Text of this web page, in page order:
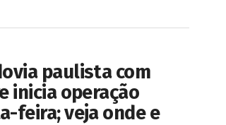
paulista com
inicia operação
feira; veja onde e